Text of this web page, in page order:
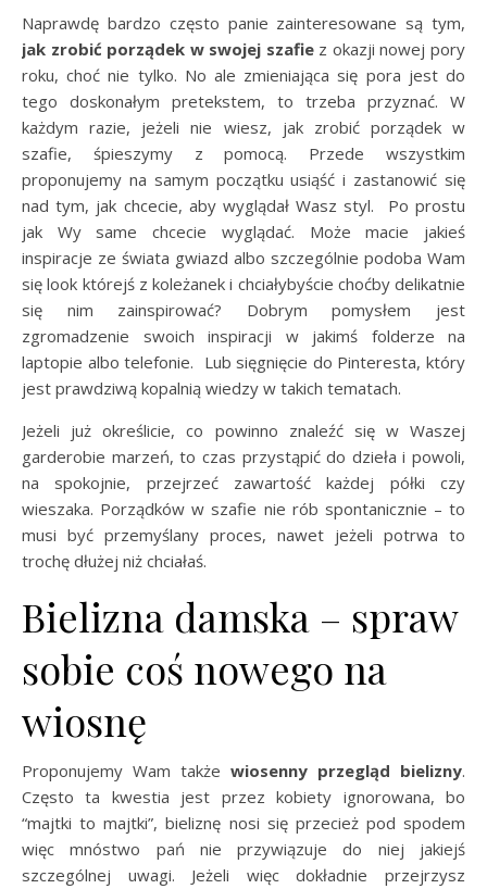
Naprawdę bardzo często panie zainteresowane są tym,
jak zrobić porządek w swojej szafiez okazji nowej pory
roku, choć nie tylko. No ale zmieniająca się pora jest do
tego doskonałym pretekstem, to trzeba przyznać. W
każdym razie, jeżeli nie wiesz, jak zrobić porządek w
szafie, śpieszymy z pomocą. Przede wszystkim
proponujemy na samym początku usiąść i zastanowić się
nad tym, jak chcecie, aby wyglądał Wasz styl. Po prostu
jak Wy same chcecie wyglądać. Może macie jakieś
inspiracje ze świata gwiazd albo szczególnie podoba Wam
się look którejś z koleżanek i chciałybyście choćby delikatnie
się nim zainspirować? Dobrym pomysłem jest
zgromadzenie swoich inspiracji w jakimś folderze na
laptopie albo telefonie. Lub sięgnięcie do Pinteresta, który
jest prawdziwą kopalnią wiedzy w takich tematach.
Jeżeli już określicie, co powinno znaleźć się w Waszej
garderobie marzeń, to czas przystąpić do dzieła i powoli,
na spokojnie, przejrzeć zawartość każdej półki czy
wieszaka. Porządków w szafie nie rób spontanicznie – to
musi być przemyślany proces, nawet jeżeli potrwa to
trochę dłużej niż chciałaś.
Bielizna damska – spraw
sobie coś nowego na
wiosnę
Proponujemy Wam także wiosenny przegląd bielizny.
Często ta kwestia jest przez kobiety ignorowana, bo
“majtki to majtki”, bieliznę nosi się przecież pod spodem
więc mnóstwo pań nie przywiązuje do niej jakiejś
szczególnej uwagi. Jeżeli więc dokładnie przejrzysz